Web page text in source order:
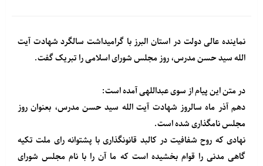
نماینده عالی دولت در استان البرز با گرامیداشت سالگرد شهادت آیت
الله سید حسن مدرس، روز مجلس شورای اسلامی را تبریک گفت.
در متن این پیام از سوی عبداللهی آمده است:
دهم آذر ماه سالروز شهادت آیت الله سید حسن مدرس، بعنوان روز
مجلس نامگذاری شده است.
نهادی که روح شفافیت در کالبد قانونگذاری با پشتوانه رای ملت تکیه
گاهی مدنی را قوام بخشیده است که ما آن را با نام مجلس شورای